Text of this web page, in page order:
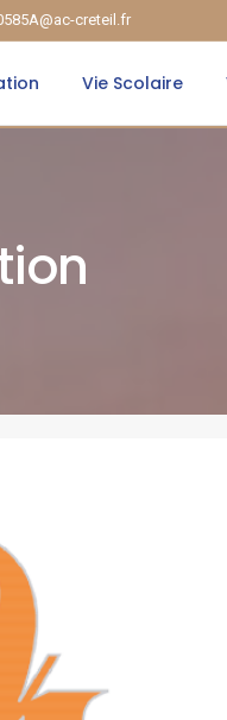
creteil.fr
Vie Scolaire